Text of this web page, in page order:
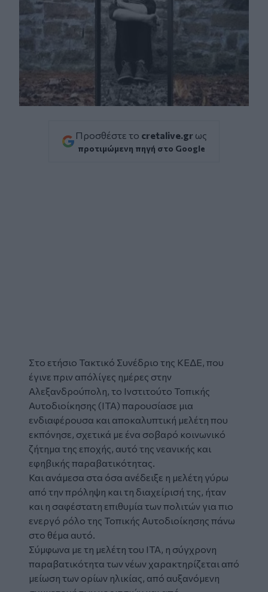
Προσθέστε το cretalive.gr ως
προτιμώμενη πηγή στο Google
Στο ετήσιο Τακτικό Συνέδριο της ΚΕΔΕ, που
έγινε πριν απόλίγες ημέρες στην
Αλεξανδρούπολη, το Ινστιτούτο Τοπικής
Αυτοδιοίκησης (ΙΤΑ) παρουσίασε μια
ενδιαφέρουσα και αποκαλυπτική μελέτη που
εκπόνησε, σχετικά με ένα σοβαρό κοινωνικό
ζήτημα της εποχής, αυτό της νεανικής και
εφηβικής παραβατικότητας.
Και ανάμεσα στα όσα ανέδειξε η μελέτη γύρω
από την πρόληψη και τη διαχείρισή της, ήταν
και η σαφέστατη επιθυμία των πολιτών για πιο
ενεργό ρόλο της Τοπικής Αυτοδιοίκησης πάνω
στο θέμα αυτό.
Σύμφωνα με τη μελέτη του ΙΤΑ, η σύγχρονη
παραβατικότητα των νέων χαρακτηρίζεται από
μείωση των ορίων ηλικίας, από αυξανόμενη